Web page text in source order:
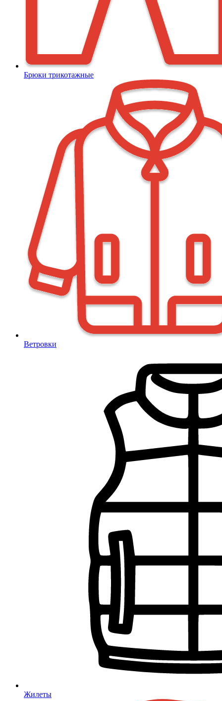
Брюки трикотажные
Ветровки
Жилеты